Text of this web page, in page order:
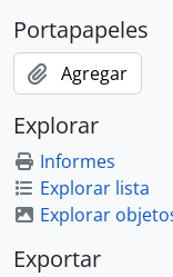
Portapapeles
Agregar
Explorar
Informes
Explorar lista
Explorar
Exportar